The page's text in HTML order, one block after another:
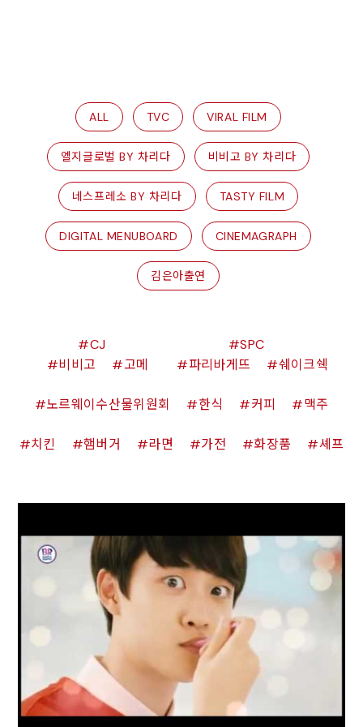
ALL TVC VIRAL FILM
엘지글로벌 BY 차리다 비비고 BY 차리다
네스프레소 BY 차리다 TASTY FILM
DIGITAL MENUBOARD CINEMAGRAPH
김은아출연
CJ
비비고
고메
SPC
파리바게뜨
쉐이크쉑
노르웨이수산물위원회 한식 커피 맥주
치킨 햄버거 라면 가전 화장품 셰프